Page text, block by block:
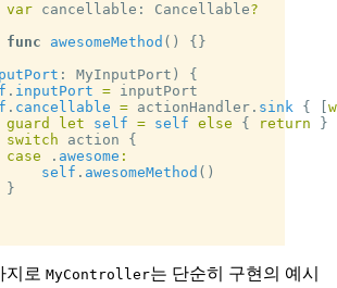
var cancellable: Cancellable?
func awesomeMethod () {}
: MyInputPort) {
. inputPort = inputPort
. cancellable = actionHandler. sink { [
guard
let self = self else { return }
switch
action {
case
. awesome :
self
. awesomeMethod ()
}
지로 MyController는 단순히 구현의 예시